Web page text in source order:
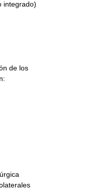
integrado)
de los